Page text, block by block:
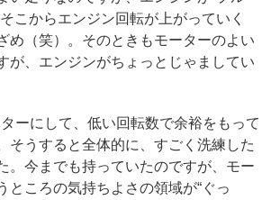
こからエンジン回転が上がっていく
め（笑）。そのときもモーターのよい
が、エンジンがちょっとじゃましてい
ーにして、低い回転数で余裕をもって
そうすると全体的に、すごく洗練した
。今までも持っていたのですが、モー
ところの気持ちよさの領域が“ぐっ